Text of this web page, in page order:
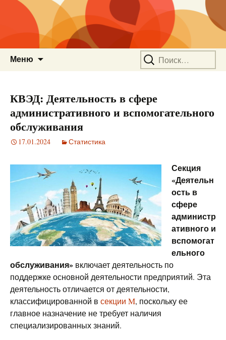
Меню Найти:
КВЭД: Деятельность в сфере
административного и вспомогательного
обслуживания
17.01.2024 Статистика
Секция
«Деятельн
ость в
сфере
администр
ативного и
вспомогат
ельного
обслуживания» включает деятельность по
поддержке основной деятельности предприятий. Эта
деятельность отличается от деятельности,
классифицированной в секции M, поскольку ее
главное назначение не требует наличия
специализированных знаний.